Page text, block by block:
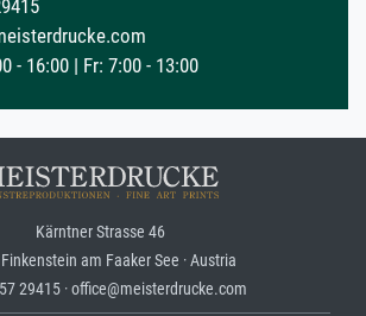
- 16:00 | Fr: 7:00 - 13:00
Kärntner Strasse 46
am Faaker See · Austria
29415 · office@meisterdrucke.com